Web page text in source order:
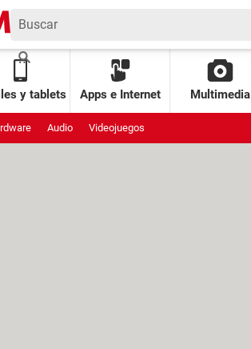
y tablets Apps e Internet Multimedia
Audio Videojuegos